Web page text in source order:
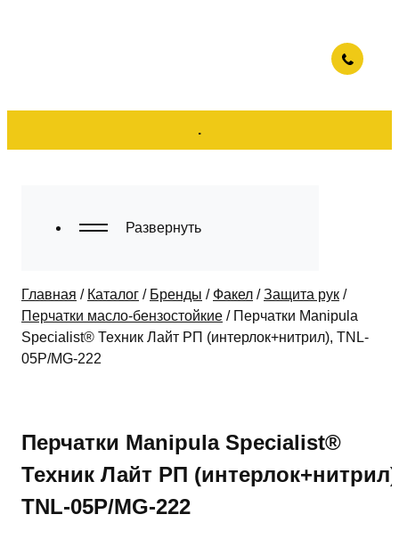
.
Главная / Каталог / Бренды / Факел /Защита рук /
Перчатки масло-бензостойкие / Перчатки Manipula
Specialist® Техник Лайт РП (интерлок+нитрил), TNL-
05Р/MG-222
Перчатки Manipula Specialist®
Техник Лайт РП
TNL-05Р/MG-222
Развернуть